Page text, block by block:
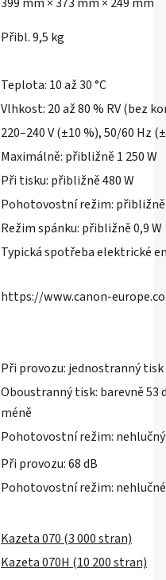
Přibl. 9,5 kg
Teplota: 10 až 30 °C
Vlhkost: 20 až 80 % RV (bez
220–240 V (±10 %), 50/60 Hz
Maximálně: přibližně 1 250 W
Při tisku: přibližně 480 W
Pohotovostní režim: přibližně
Režim spánku: přibližně 0,9 W
Typická spotřeba elektrické
https://www.canon-
Při provozu: jednostranný tisk
Oboustranný tisk: barevně 53
méně
Pohotovostní režim: nehlučný
Při provozu: 68 dB
Pohotovostní režim: nehlučné
Kazeta 070 (3 000 stran)
Kazeta 070H (10 200 stran)